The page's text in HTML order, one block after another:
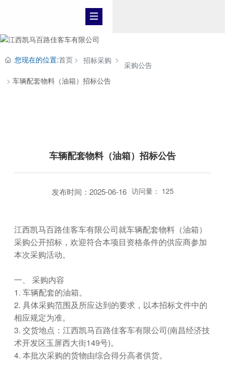
您现在的位置:首页 招标采购
采购公告
车辆配套物料（油箱）招标公告
车辆配套物料（油箱）招标公告
发布时间：2025-06-16 访问量： 125
江西凯马百路佳客车有限公司就车辆配套物料（油箱）
采购公开招标，欢迎符合本项目资格条件的供应商参加
本次采购活动。
一、 采购内容
1. 车辆配套的油箱。
2. 具体采购范围及所应达到的要求，以本招标文件中的
相应规定为准。
3. 交货地点：江西凯马百路佳客车有限公司(南昌经济技
术开发区玉屏西大街149号)。
4. 本批次采购的货物由综合得分高者供货。